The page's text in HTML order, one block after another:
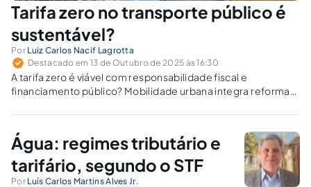
Tarifa zero no transporte público é
sustentável?
Por Luiz Carlos Nacif Lagrotta
Destacado em 13 de Outubro de 2025 às 16:30
A tarifa zero é viável com responsabilidade fiscal e
financiamento público? Mobilidade urbana integra reforma
e regulação eficiente.
Água: regimes tributário e
tarifário, segundo o STF
Por Luís Carlos Martins Alves Jr.